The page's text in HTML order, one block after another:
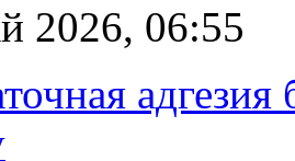
2026, 06:55